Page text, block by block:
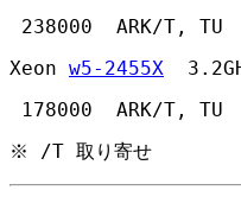
238000  ARK/T, TU
Xeon w5-2455X
178000  ARK/T, TU
※ /T 取り寄せ